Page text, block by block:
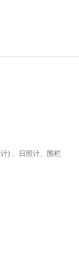
) 、日照计、围栏